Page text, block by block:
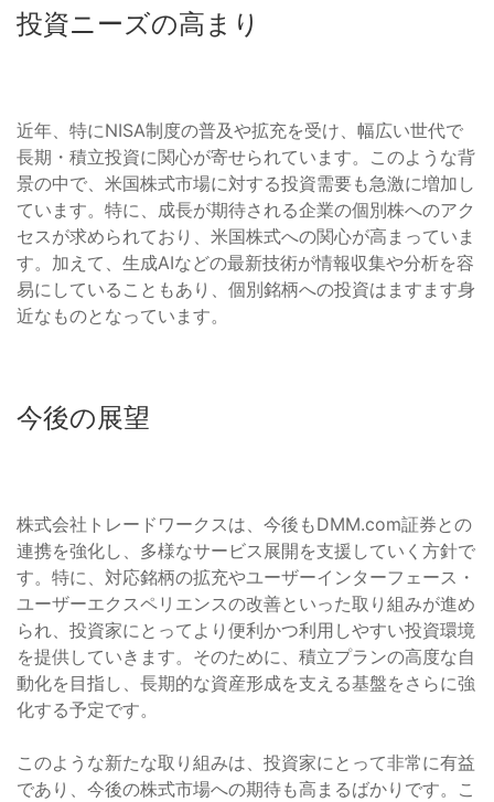
投資ニーズの高まり
近年、特にNISA制度の普及や拡充を受け、幅広い世代で
長期・積立投資に関心が寄せられています。このような背
景の中で、米国株式市場に対する投資需要も急激に増加し
ています。特に、成長が期待される企業の個別株へのアク
セスが求められており、米国株式への関心が高まっていま
す。加えて、生成AIなどの最新技術が情報収集や分析を容
易にしていることもあり、個別銘柄への投資はますます身
近なものとなっています。
今後の展望
株式会社トレードワークスは、今後もDMM.com証券との
連携を強化し、多様なサービス展開を支援していく方針で
す。特に、対応銘柄の拡充やユーザーインターフェース・
ユーザーエクスペリエンスの改善といった取り組みが進め
られ、投資家にとってより便利かつ利用しやすい投資環境
を提供していきます。そのために、積立プランの高度な自
動化を目指し、長期的な資産形成を支える基盤をさらに強
化する予定です。
このような新たな取り組みは、投資家にとって非常に有益
であり、今後の株式市場への期待も高まるばかりです。こ